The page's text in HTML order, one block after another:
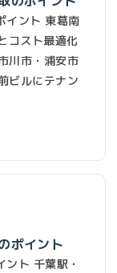
イント 東葛南
コスト最適化
川市・浦安市
ビルにテナン
ポイント
ト 千葉駅・